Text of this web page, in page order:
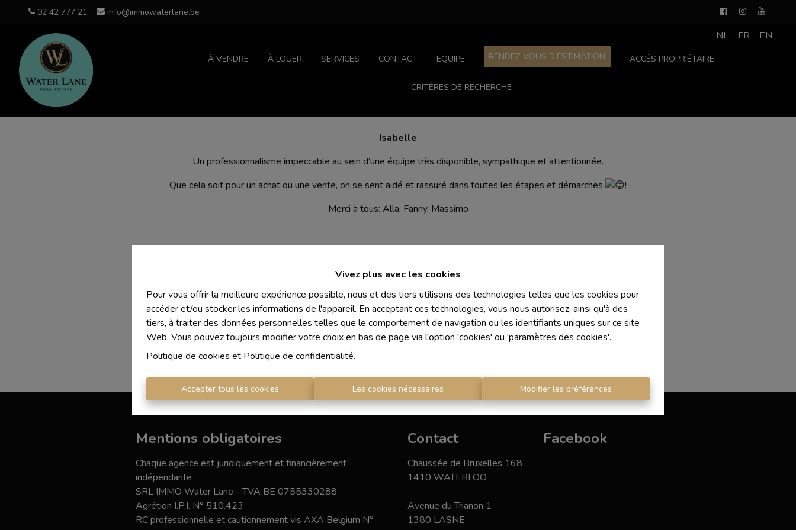
Vivez plus avec les cookies
Pour vous offrir la meilleure expérience possible, nous et des tiers utilisons des technologies telles que les cookies pour
accéder et/ou stocker les informations de l'appareil. En acceptant ces technologies, vous nous autorisez, ainsi qu'à des
tiers, à traiter des données personnelles telles que le comportement de navigation ou les identifiants uniques sur ce site
Web. Vous pouvez toujours modifier votre choix en bas de page via l'option 'cookies' ou 'paramètres des cookies'.
Politique de cookies et Politique de confidentialité.
Accepter tous les cookies Les cookies nécessaires Modifier les préférences
02 42 777 21 info@immowaterlane.be
À VENDRE À LOUER SERVICES CONTACT EQUIPE RENDEZ-VOUS D'ESTIMATION ACCÈS PROPRIÉTAIRE
CRITÈRES DE RECHERCHE
NL FR EN
Isabelle
Un professionnalisme impeccable au sein d’une équipe très disponible, sympathique et attentionnée.
Que cela soit pour un achat ou une vente, on se sent aidé et rassuré dans toutes les étapes et démarches
!
Merci à tous: Alla, Fanny, Massimo
Mentions obligatoires
Chaque agence est juridiquement et financièrement
indépendante
SRL IMMO Water Lane - TVA BE 0755330288
Agrétion I.P.I. N° 510.423
RC professionnelle et cautionnement vis AXA Belgium N°
Contact
Chaussée de Bruxelles 168
1410 WATERLOO
Avenue du Trianon 1
1380 LASNE
Facebook